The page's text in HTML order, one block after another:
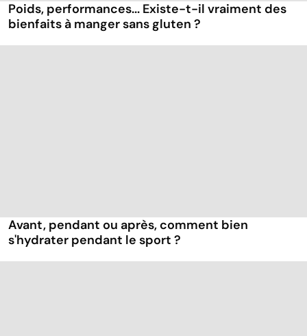
Poids, performances... Existe-t-il vraiment des
bienfaits à manger sans gluten ?
Avant, pendant ou après, comment bien
s'hydrater pendant le sport ?